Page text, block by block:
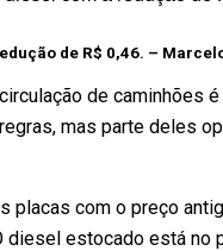
de R$ 0,46. –
de caminhões
mas parte deles
placas com o preço
diesel estocado está no